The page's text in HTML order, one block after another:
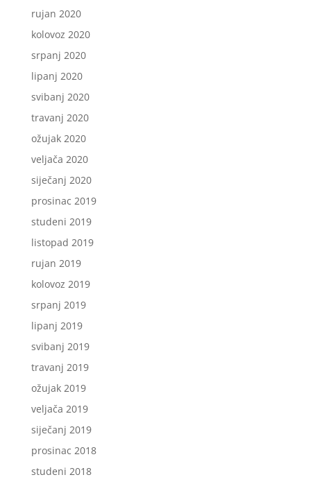
rujan 2020
kolovoz 2020
srpanj 2020
lipanj 2020
svibanj 2020
travanj 2020
ožujak 2020
veljača 2020
siječanj 2020
prosinac 2019
studeni 2019
listopad 2019
rujan 2019
kolovoz 2019
srpanj 2019
lipanj 2019
svibanj 2019
travanj 2019
ožujak 2019
veljača 2019
siječanj 2019
prosinac 2018
studeni 2018